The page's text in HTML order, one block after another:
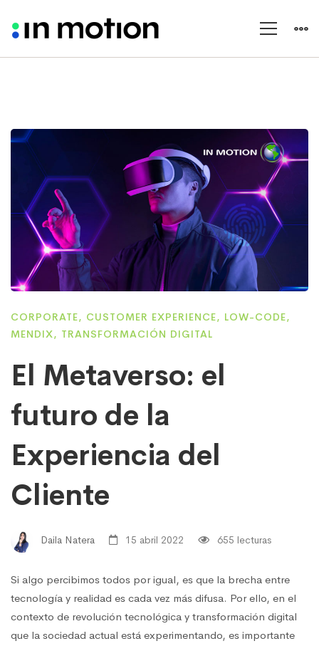
CORPORATE, CUSTOMER EXPERIENCE, LOW-CODE,
MENDIX, TRANSFORMACIÓN DIGITAL
El Metaverso: el
futuro de la
Experiencia del
Cliente
Daila Natera 15 abril 2022 655 lecturas
Si algo percibimos todos por igual, es que la brecha entre
tecnología y realidad es cada vez más difusa. Por ello, en el
contexto de revolución tecnológica y transformación digital
que la sociedad actual está experimentando, es importante